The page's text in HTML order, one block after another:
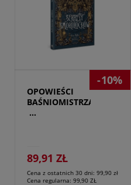
Przejdź do produktu
OPOWIEŚCI
BAŚNIOMISTRZA
89,91 ZŁ
Cena z ostatnich 30 dni: 99,90 zł
Cena regularna: 99,90 ZŁ
-10%